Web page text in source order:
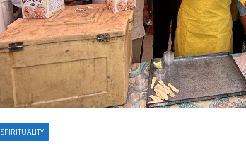
SPIRITUALITY